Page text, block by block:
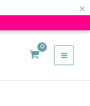
×